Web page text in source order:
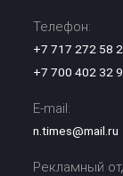
Телефон:
+7 717 272 58
+7 700 402 32
E-mail:
n.times@mail.ru
Рекламный